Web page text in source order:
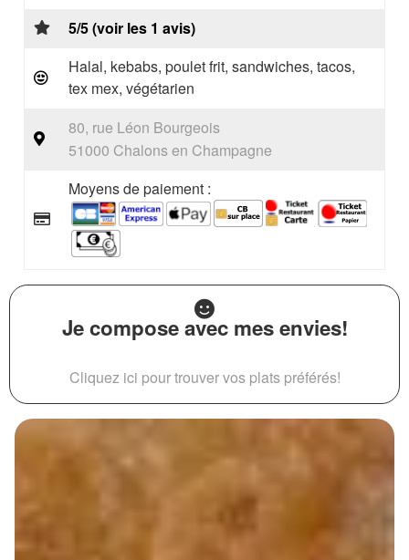
5/5 (voir les 1 avis)
Halal, kebabs, poulet frit, sandwiches, tacos,
tex mex, végétarien
80, rue Léon Bourgeois
51000 Chalons en Champagne
Moyens de paiement :
Je compose avec mes envies!
Cliquez ici pour trouver vos plats préférés!